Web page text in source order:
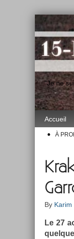
"Je ne
Accueil
À
By Karim
Le 27